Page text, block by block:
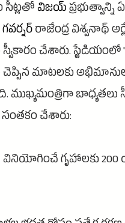
సీట్లతోవిజయ్ప్రభుత్వాన్ని
గవర్నర్రాజేంద్ర విశ్వనాథ్
చేశారు. స్టేడియంలో
చెప్పిన మాటలకు అభిమానుల
బాధ్యతలు
చేశారు:
వినియోగించే గృహాలకు 200